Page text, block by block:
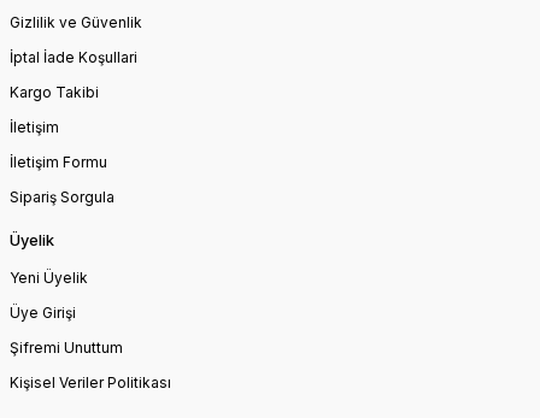
Gizlilik ve Güvenlik
İptal İade Koşullari
Kargo Takibi
İletişim
İletişim Formu
Sipariş Sorgula
Üyelik
Yeni Üyelik
Üye Girişi
Şifremi Unuttum
Kişisel Veriler Politikası